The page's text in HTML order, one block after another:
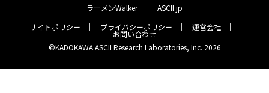
ラーメンWalker
ASCII.jp
サイトポリシー
プライバシーポリシー 運営会社
お問い合わせ
©KADOKAWA ASCII Research Laboratories, Inc. 2026